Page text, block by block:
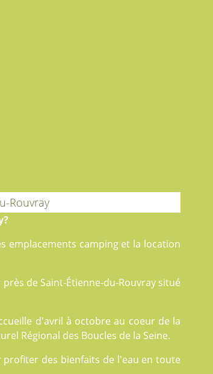
Rouvray
emplacements campinget la location
de Saint-Étienne-du-Rouvray situé
d'avril à octobre au coeur de la
Régional des Boucles de la Seine.
des bienfaits de l'eau en toute